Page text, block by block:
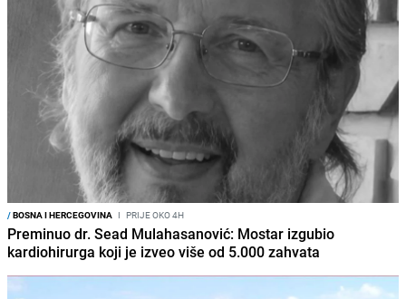
/BOSNA I HERCEGOVINA I PRIJE OKO 4H
Preminuo dr. Sead Mulahasanović: Mostar izgubio
kardiohirurga koji je izveo više od 5.000 zahvata